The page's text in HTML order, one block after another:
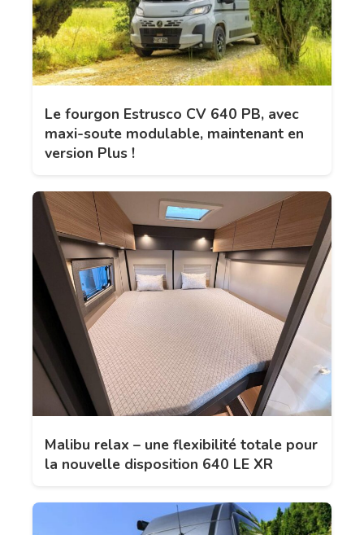
Le fourgon Estrusco CV 640 PB, avec
maxi-soute modulable, maintenant en
version Plus !
Malibu relax – une flexibilité totale pour
la nouvelle disposition 640 LE XR